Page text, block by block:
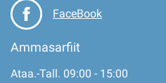
FaceBook
Ammasarfiit
Ataa.-Tall. 09:00 - 15:00